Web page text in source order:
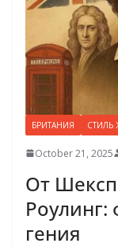
БРИТАНИЯ СТИЛЬ
October 21, 2025
От
Роулинг:
гения